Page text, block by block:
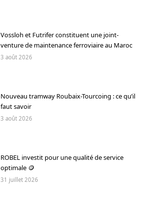
Vossloh et Futrifer constituent une joint-
venture de maintenance ferroviaire au Maroc
3 août 2026
Nouveau tramway Roubaix-Tourcoing : ce qu’il
faut savoir
3 août 2026
ROBEL investit pour une qualité de service
optimale 🪙
31 juillet 2026